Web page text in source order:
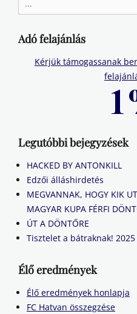
for:
Adó felajánlás
Kérjük támogassanak
Legutóbbi bejegyzések
HACKED BY ANTONKILL
Edzői álláshirdetés
MEGVANNAK, HOGY KIK
MAGYAR KUPA FÉRFI
ÚT A DÖNTŐRE
Tisztelet a bátraknak!
Élő eredmények
Élő eredmények honlapja
FC Hatvan összegzése